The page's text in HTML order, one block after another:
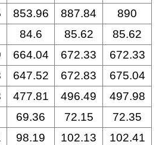
853.96 887.84
890
84.6 85.62
85.62
664.04 672.33
672.33
647.52 672.83
675.04
477.81 496.49
497.98
69.36 72.15
72.35
98.19 102.13
102.41